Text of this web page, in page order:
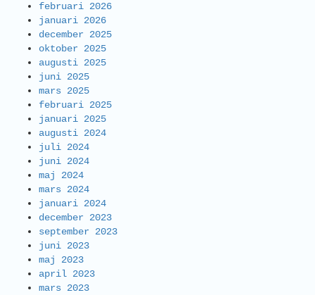
februari 2026
januari 2026
december 2025
oktober 2025
augusti 2025
juni 2025
mars 2025
februari 2025
januari 2025
augusti 2024
juli 2024
juni 2024
maj 2024
mars 2024
januari 2024
december 2023
september 2023
juni 2023
maj 2023
april 2023
mars 2023